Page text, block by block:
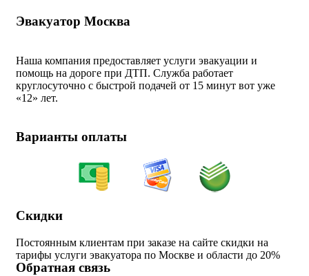
Эвакуатор Москва
Наша компания предоставляет услуги эвакуации и
помощь на дороге при ДТП. Служба работает
круглосуточно с быстрой подачей от 15 минут вот уже
«12» лет.
Варианты оплаты
Скидки
Постоянным клиентам при заказе на сайте скидки на
тарифы услуги эвакуатора по Москве и области до 20%
Обратная связь